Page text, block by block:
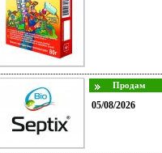
05/08/2026